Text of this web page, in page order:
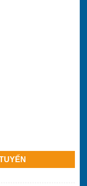
tuyển lớp 10 công
Hòa năm 2016